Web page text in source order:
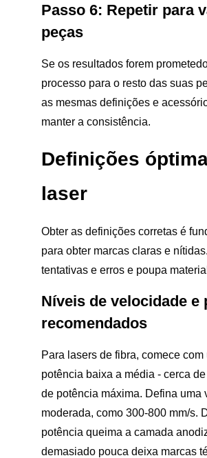
Passo 6: Repetir para
peças
Se os resultados forem
processo para o resto das suas
as mesmas definições e
manter a consistência.
Definições
laser
Obter as definições corretas é
para obter marcas claras e
tentativas e erros e poupa
Níveis de velocidade e
recomendados
Para lasers de fibra, comece com
potência baixa a média - cerca
de potência máxima. Defina uma
moderada, como 300-800 mm/s.
potência queima a camada
demasiado pouca deixa marcas